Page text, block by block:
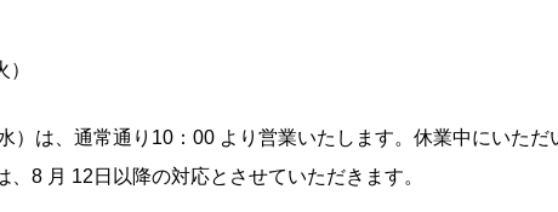
）は、通常通り10：00 より営業いたします。休業中にいただ
、8 月 12日以降の対応とさせていただきます。